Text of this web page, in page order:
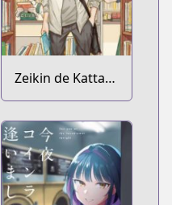
Zeikin de Katta
Hon